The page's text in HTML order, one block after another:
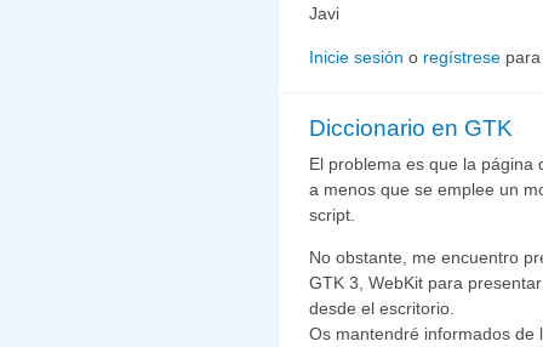
Javi
Inicie sesión o regístrese
Diccionario en GTK
El problema es que la página
a menos que se emplee un
script.
No obstante, me encuentro
GTK 3, WebKit para
desde el escritorio.
Os mantendré informados de